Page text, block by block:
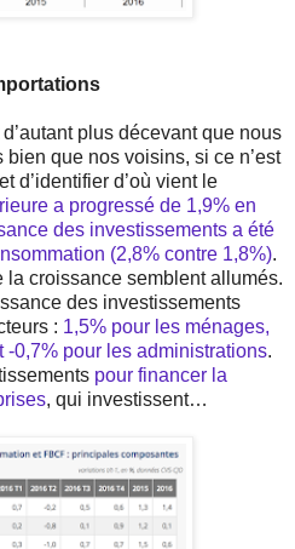
plus décevant que nous
que nos voisins, si ce n’est
d’identifier d’où vient le
a progressé de 1,9% en
des investissements a été
(2,8% contre 1,8%).
la croissance semblent allumés.
des investissements
: 1,5% pour les ménages,
-0,7% pour les administrations.
pour financer la
, qui investissent…